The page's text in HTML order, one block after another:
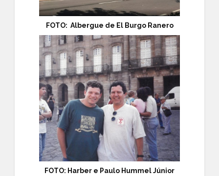
FOTO: Albergue de El Burgo Ranero
FOTO: Harber e Paulo Hummel Júnior